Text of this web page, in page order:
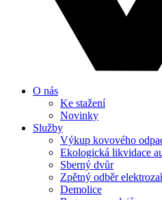
O nás
Ke stažení
Novinky
Služby
Výkup kovového
Ekologická likvidace
Sberný dvůr
Zpětný odběr
Demolice